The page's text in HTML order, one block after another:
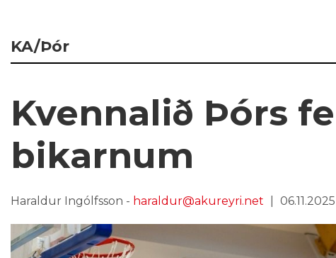
KA/Þór
Kvennalið Þórs
bikarnum
Haraldur Ingólfsson - haraldur@akureyri.net